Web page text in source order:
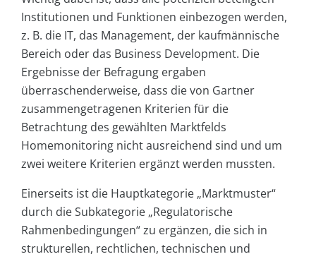
Institutionen und Funktionen einbezogen werden,
z. B. die IT, das Management, der kaufmännische
Bereich oder das Business Development. Die
Ergebnisse der Befragung ergaben
überraschenderweise, dass die von Gartner
zusammengetragenen Kriterien für die
Betrachtung des gewählten Marktfelds
Homemonitoring nicht ausreichend sind und um
zwei weitere Kriterien ergänzt werden mussten.
Einerseits ist die Hauptkategorie „Marktmuster“
durch die Subkategorie „Regulatorische
Rahmenbedingungen“ zu ergänzen, die sich in
strukturellen, rechtlichen, technischen und